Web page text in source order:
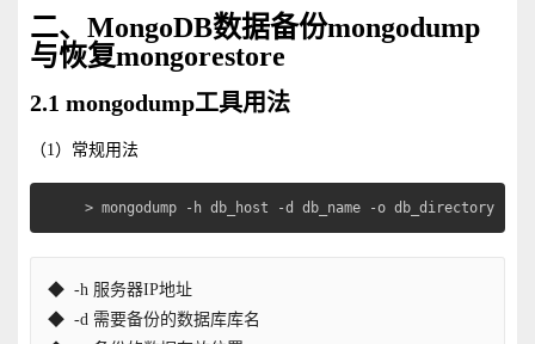
二、MongoDB数据备份mongodump
与恢复mongorestore
2.1 mongodump工具用法
（1）常规用法
> mongodump -h db_host -d db_name -o db_directory -u
◆  -h 服务器IP地址
◆  -d 需要备份的数据库库名